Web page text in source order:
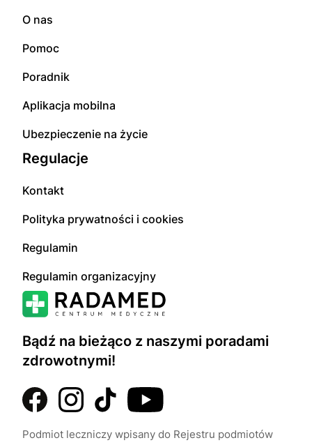
Bądź na bieżąco z naszymi poradami
zdrowotnymi!
Podmiot leczniczy wpisany do Rejestru podmiotów
O nas
Pomoc
Poradnik
Aplikacja mobilna
Ubezpieczenie na życie
Regulacje
Kontakt
Polityka prywatności i cookies
Regulamin
Regulamin organizacyjny